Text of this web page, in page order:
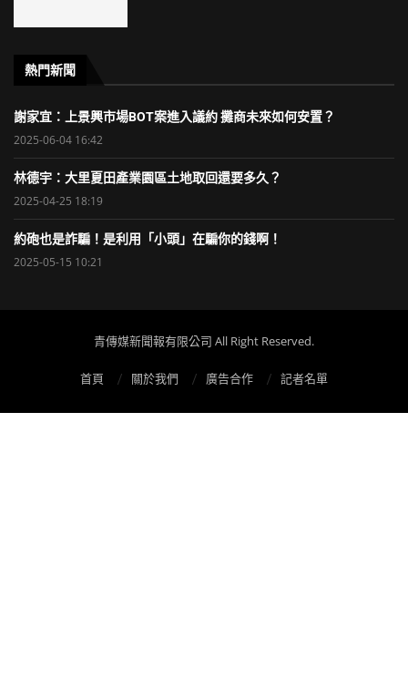
熱門新聞
謝家宜：上景興市場BOT案進入議約 攤商未來如何安置？
2025-06-04 16:42
林德宇：大里夏田產業園區土地取回還要多久？
2025-04-25 18:19
約砲也是詐騙！是利用「小頭」在騙你的錢啊！
2025-05-15 10:21
青傳媒新聞報有限公司 All Right Reserved.
首頁 關於我們 廣告合作 記者名單